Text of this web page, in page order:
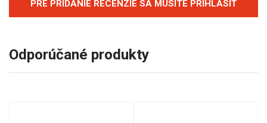
PRE PRIDANIE RECENZIE SA MUSÍTE PRIHLÁSIŤ
Odporúčané produkty